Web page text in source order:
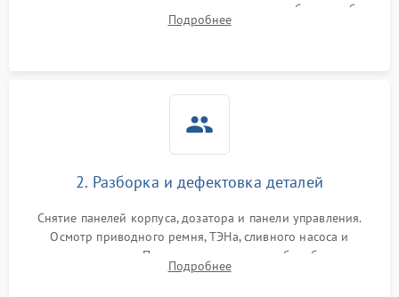
выявления посторонних шумов, протечек или сбоев в работе
электронного модуля управления.
Подробнее
2. Разборка и дефектовка деталей
Снятие панелей корпуса, дозатора и панели управления.
Осмотр приводного ремня, ТЭНа, сливного насоса и
амортизаторов. Проверка подшипников барабана и
крестовины на износ, а манжеты люка на разрывы.
Подробнее